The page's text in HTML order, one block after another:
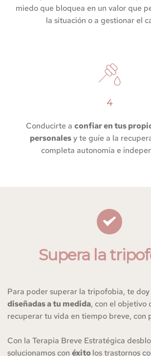
miedo que bloquea en un valor que
la situación o a gestionar el
4
Conducirte a confiar en tus
personales y te guíe a la
completa autonomía e
Supera la
Para poder superar la tripofobia, te doy
diseñadas a tu medida, con el objetivo
recuperar tu vida en tiempo breve, con
Con la Terapia Breve Estratégica
solucionamos con éxito los trastornos